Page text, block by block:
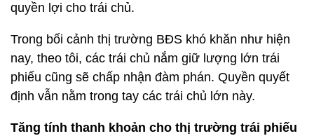
quyền lợi cho trái chủ.
Trong bối cảnh thị trường BĐS khó khăn như hiện
nay, theo tôi, các trái chủ nắm giữ lượng lớn trái
phiếu cũng sẽ chấp nhận đàm phán. Quyền quyết
định vẫn nằm trong tay các trái chủ lớn này.
Tăng tính thanh khoản cho thị trường trái phiếu